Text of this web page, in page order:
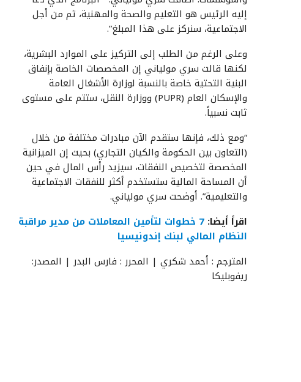
إليه الرئيس هو التعليم والصحة والمهنية، ثم من أجل
الاجتماعية، سنركز على هذا المبلغ”.
وعلى الرغم من الطلب إلى التركيز على الموارد البشرية،
لكنها قالت سري مولياني إن المخصصات الخاصة بإنفاق
البنية التحتية خاصة بالنسبة لوزارة الأشغال العامة
والإسكان العام (PUPR) ووزارة النقل، ستتم على مستوى
ثابت نسبياً.
“ومع ذلك، فإنها ستقدم الآن مبادرات مختلفة من خلال
(التعاون بين الحكومة والكيان التجاري) بحيث إن الميزانية
المخصصة لتخصيص النفقات، سيزيد رأس المال في حين
أن المساحة المالية ستستخدم أكثر للنفقات الاجتماعية
والتعليمية”. أوضحت سري مولياني.
اقرأ أيضا:
7 خطوات لتأمين المعاملات من مدير مراقبة
النظام المالي لبنك إندونيسيا
المترجم : أحمد شكري | المحرر : فارس البدر | المصدر:
ريفوبليكا